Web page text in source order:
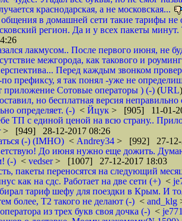
краснодарская, а не московская...
общения в домашней сети такие тарифы не
регион. Да и у всех пакеты
лакмусом.. После первого июня, не
межгорода, как такового и
Перед каждым звонком
префиксу, я так понял -уже не
приложение Сотовые операторы ) (-) (URL
но бесплатная версия
определяет. (-) < Йцук > [905] 11-01-
ТП с единой ценой на всю страну..
> [949] 28-12-2017 08:26
(-) (IMHO) < Andrey34 > [992] 27-12-
До июня нужно еще дожить.
(-) < vedser> [1007] 27-12-2017 18:03
пакеты переносятся на следующий
как на сдс. Работает на две сети (+) <
тариф шефу для поездки в Крым. И
более, Т2 такого не делают (-) < and_klg
из трех букв своя дочка (-) <